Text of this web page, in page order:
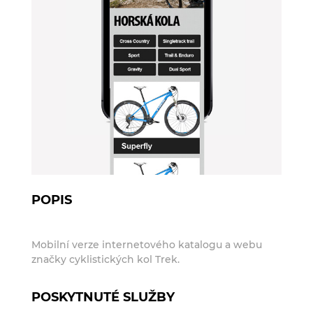
POPIS
Mobilní verze internetového katalogu a webu
značky cyklistických kol Trek.
POSKYTNUTÉ SLUŽBY